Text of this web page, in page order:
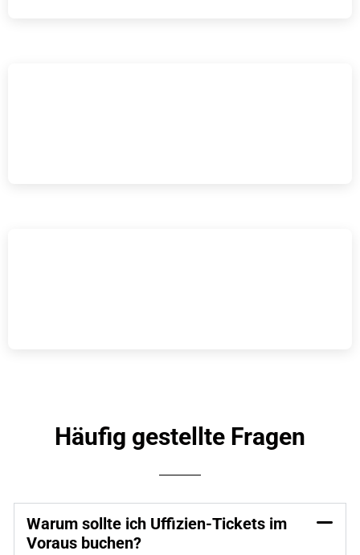
Häufig gestellte Fragen
Warum sollte ich Uffizien-Tickets im
Voraus buchen?